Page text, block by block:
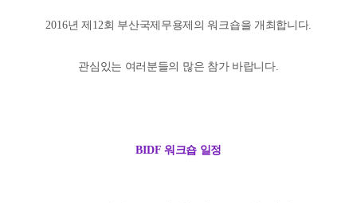
2016년 제 12회 부산국제무용제의 워크숍을 개최합니다.
관심있는 여러분들의 많은 참가 바랍니다.
BIDF 워크숍 일정